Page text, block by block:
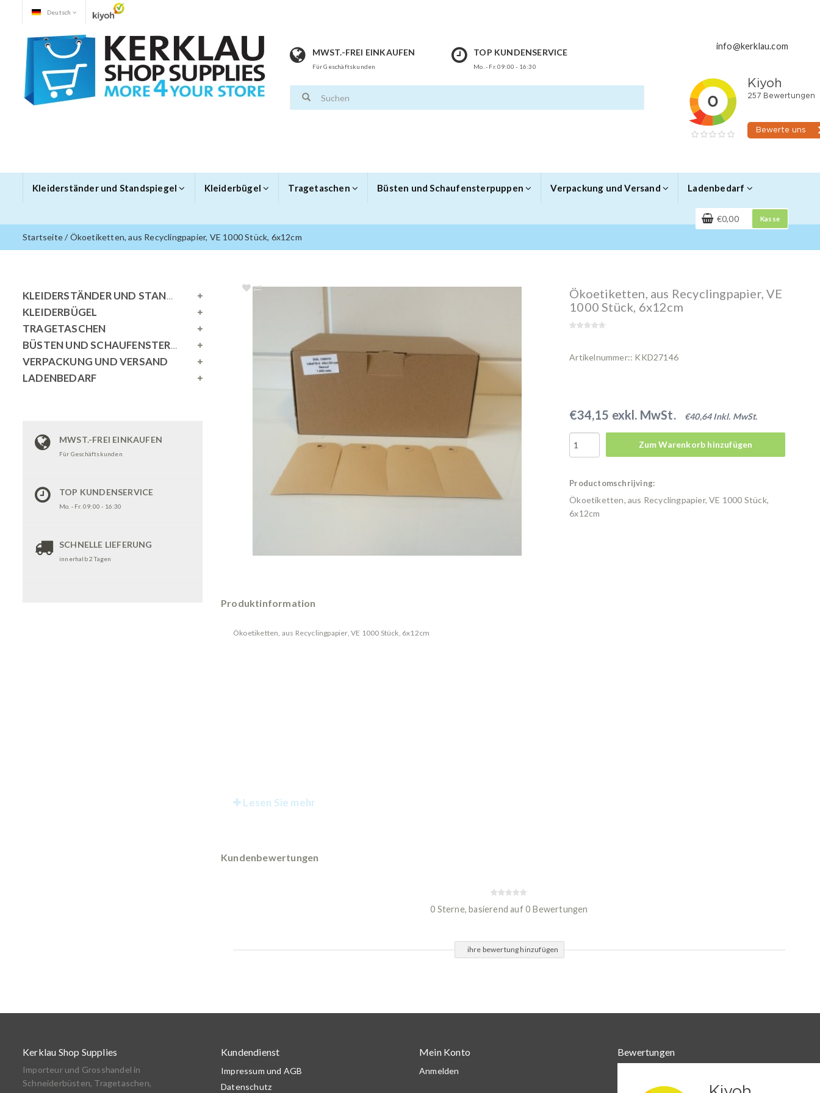
Deutsch
MWST.-FREI EINKAUFEN
Für Geschäftskunden
TOP KUNDENSERVICE
Mo. - Fr. 09:00 - 16:30
info@kerklau.com
Kleiderständer und Standspiegel Kleiderbügel Tragetaschen Büsten und Schaufensterpuppen Verpackung und Versand Ladenbedarf
€0,00 Kasse
Startseite/Ökoetiketten, aus Recyclingpapier, VE 1000 Stück, 6x12cm
KLEIDERSTÄNDER UND STANDSPIEGEL
KLEIDERBÜGEL
TRAGETASCHEN
BÜSTEN UND SCHAUFENSTERPUPPEN
VERPACKUNG UND VERSAND
LADENBEDARF
MWST.-FREI EINKAUFEN
Für Geschäftskunden
TOP KUNDENSERVICE
Mo. - Fr. 09:00 - 16:30
SCHNELLE LIEFERUNG
innerhalb 2 Tagen
Ökoetiketten, aus Recyclingpapier, VE
1000 Stück, 6x12cm
Artikelnummer:: KKD27146
€34,15 exkl. MwSt. €40,64 Inkl. MwSt.
Zum Warenkorb hinzufügen
Productomschrijving:
Ökoetiketten, aus Recyclingpapier, VE 1000 Stück,
6x12cm
Produktinformation
Ökoetiketten, aus Recyclingpapier, VE 1000 Stück, 6x12cm
Lesen Sie mehr
Kundenbewertungen
0 Sterne, basierend auf 0 Bewertungen
ihre bewertung hinzufügen
Kerklau Shop Supplies
Importeur und Grosshandel in
Schneiderbüsten, Tragetaschen,
Kundendienst
Impressum und AGB
Datenschutz
Mein Konto
Anmelden
Bewertungen